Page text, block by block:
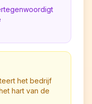
het bedrijf
hart van de